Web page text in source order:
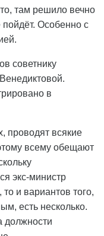
там решило вечно
Особенно с
советнику
в
проводят всякие
всему обещают
экс-министр
и вариантов того,
есть несколько.
должности